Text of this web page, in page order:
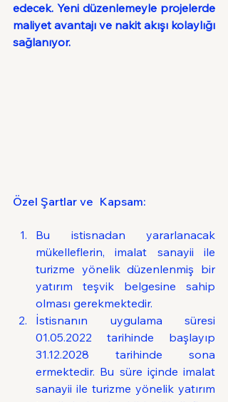
edecek. Yeni düzenlemeyle projelerde
maliyet avantajı ve nakit akışı kolaylığı
sağlanıyor.
Özel Şartlar ve  Kapsam:
Bu istisnadan yararlanacak
mükelleflerin, imalat sanayii ile
turizme yönelik düzenlenmiş bir
yatırım teşvik belgesine sahip
olması gerekmektedir.
İstisnanın uygulama süresi
01.05.2022 tarihinde başlayıp
31.12.2028 tarihinde sona
ermektedir. Bu süre içinde imalat
sanayii ile turizme yönelik yatırım